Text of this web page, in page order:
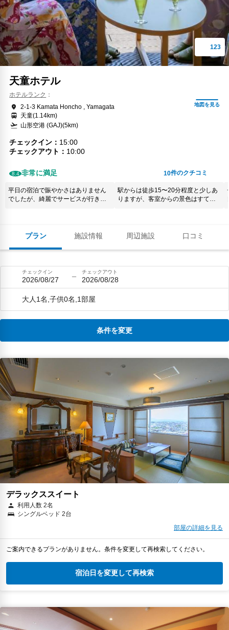
プラン 施設情報 周辺施設 口コミ
天童ホテル
ホテルランク
2-1-3 Kamata Honcho , Yamagata
天童(1.14km)
山形空港 (GAJ)(5km)
チェックイン
15:00
チェックアウト
10:00
8.4 非常に満足 10件のクチコミ
平日の宿泊で賑やかさはありません
でしたが、綺麗でサービスが行き届
す。また、リピートしたいと思いま
駅からは徒歩15〜20分程度と少しあ
りますが、客室からの景色はすてき
すが、地のものがあり朝からステー
チェックイン
2026/08/27
チェックアウト
2026/08/28
大人1名,子供0名,1部屋
条件を変更
デラックススイート
利用人数 2名
シングルベッド 2台
部屋の詳細を見る
ご案内できるプランがありません。条件を変更して再検索してください。
宿泊日を変更して再検索